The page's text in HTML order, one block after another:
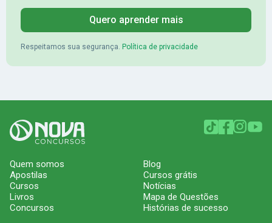
Quero aprender mais
Respeitamos sua segurança. Política de privacidade
Quem somos
Apostilas
Cursos
Livros
Concursos
Blog
Cursos grátis
Notícias
Mapa de Questões
Histórias de sucesso